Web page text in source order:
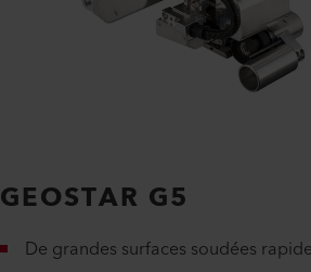
GEOSTAR G5
De grandes surfaces soudées